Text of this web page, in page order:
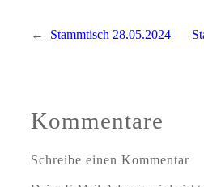
← Stammtisch 28.05.2024
Kommentare
Schreibe einen Kommentar